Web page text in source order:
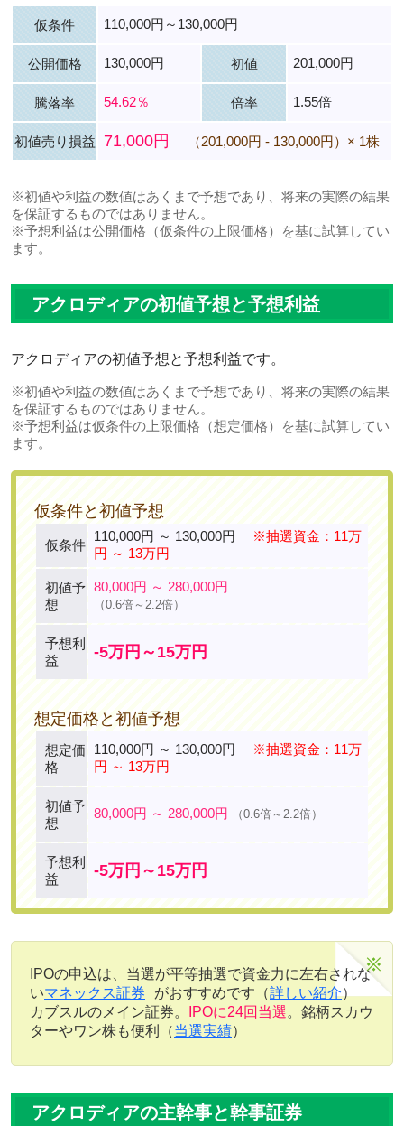
仮条件 110,000円～130,000円
公開価格 130,000円 初値 201,000円
騰落率 54.62％ 倍率 1.55倍
初値売り損益 71,000円 （201,000円 - 130,000円）× 1株
※初値や利益の数値はあくまで予想であり、将来の実際の結果
を保証するものではありません。
※予想利益は公開価格（仮条件の上限価格）を基に試算してい
ます。
アクロディアの初値予想と予想利益
アクロディアの初値予想と予想利益です。
※初値や利益の数値はあくまで予想であり、将来の実際の結果
を保証するものではありません。
※予想利益は仮条件の上限価格（想定価格）を基に試算してい
ます。
仮条件と初値予想
仮条件
110,000円 ～ 130,000円
※抽選資金：11万
円 ～ 13万円
初値予
想
80,000円 ～ 280,000円
（0.6倍～2.2倍）
予想利
益
-5万円～15万円
想定価格と初値予想
想定価
格
110,000円 ～ 130,000円
※抽選資金：11万
円 ～ 13万円
初値予
想
80,000円 ～ 280,000円 （0.6倍～2.2倍）
予想利
益
-5万円～15万円
IPOの申込は、当選が平等抽選で資金力に左右されな
いマネックス証券 がおすすめです（詳しい紹介）
カブスルのメイン証券。
IPOに24回当選。銘柄スカウ
ターやワン株も便利（当選実績）
アクロディアの主幹事と幹事証券